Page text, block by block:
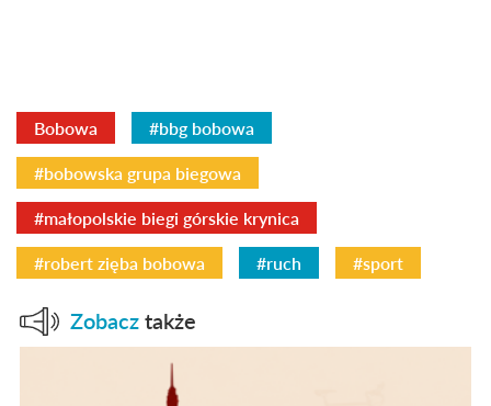
Bobowa #bbg bobowa
#bobowska grupa biegowa
#małopolskie biegi górskie krynica
#robert zięba bobowa #ruch #sport
Zobacz także